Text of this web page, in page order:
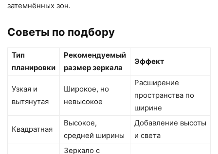
затемнённых зон.
Советы по подбору
Тип
планировки
Рекомендуемый
размер зеркала
Эффект
Узкая и
вытянутая
Широкое, но
невысокое
Расширение
пространства по
ширине
Квадратная
Высокое,
средней ширины
Добавление высоты
и света
Зеркало с